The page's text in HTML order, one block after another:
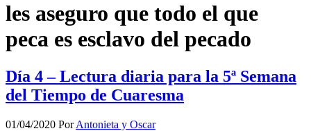
les aseguro que todo el que
peca es esclavo del pecado
Día 4 – Lectura diaria para la 5ª Semana
del Tiempo de Cuaresma
01/04/2020 PorAntonieta y Oscar